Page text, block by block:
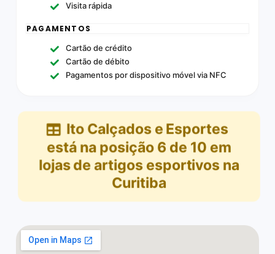
Visita rápida
PAGAMENTOS
Cartão de crédito
Cartão de débito
Pagamentos por dispositivo móvel via NFC
Ito Calçados e Esportes
está na posição 6 de 10 em
lojas de artigos esportivos na
Curitiba